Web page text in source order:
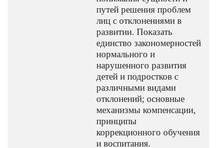
путей решения проблем
лиц с отклонениями в
развитии. Показать
единство закономерностей
нормального и
нарушенного развития
детей и подростков с
различными видами
отклонений; основные
механизмы компенсации,
принципы
коррекционного обучения
и воспитания.